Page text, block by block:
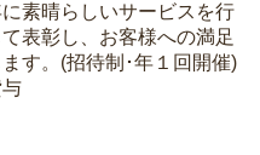
素晴らしいサービスを行
表彰し、お客様への満足
す。(招待制･年１回開催)